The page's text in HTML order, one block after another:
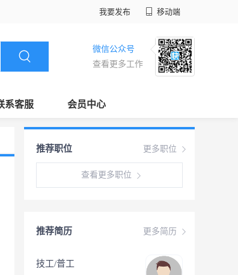
我要发布 移动端
微信公众号
查看更多工作
系客服 会员中心
更多职位
推荐职位
查看更多职位
更多简历
推荐简历
技工/普工